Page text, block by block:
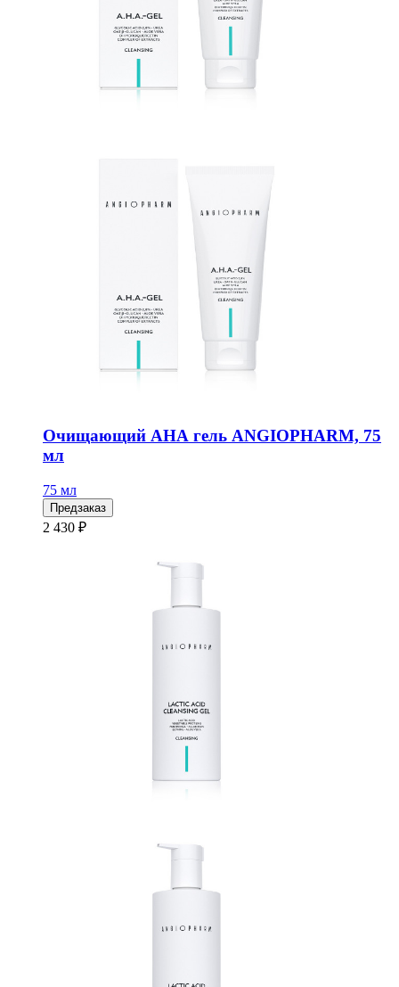
Очищающий АНА гель ANGIOPHARM, 75
мл
75 мл
Предзаказ
2 430 ₽